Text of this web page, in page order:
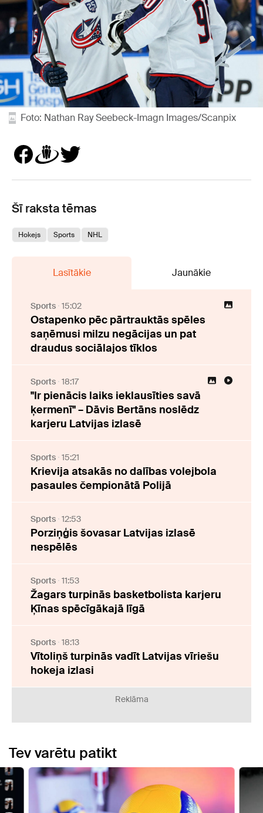
Foto: Nathan Ray Seebeck-Imagn Images/Scanpix
Šī raksta tēmas
Hokejs Sports NHL
Lasītākie Jaunākie
Sports 15:02
Ostapenko pēc pārtrauktās spēles
saņēmusi milzu negācijas un pat
draudus sociālajos tīklos
Sports 18:17
"Ir pienācis laiks ieklausīties savā
ķermenī" – Dāvis Bertāns noslēdz
karjeru Latvijas izlasē
Sports 15:21
Krievija atsakās no dalības volejbola
pasaules čempionātā Polijā
Sports 12:53
Porziņģis šovasar Latvijas izlasē
nespēlēs
Sports 11:53
Žagars turpinās basketbolista karjeru
Ķīnas spēcīgākajā līgā
Sports 18:13
Vītoliņš turpinās vadīt Latvijas vīriešu
hokeja izlasi
Reklāma
Tev varētu patikt